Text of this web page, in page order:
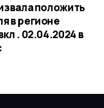
положить
в регионе
. 02.04.2024 в